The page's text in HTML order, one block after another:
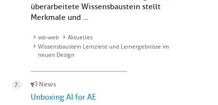
überarbeitete Wissensbaustein stellt
Merkmale und ...
wb-web
Aktuelles
Wissensbaustein Lernziele und Lernergebnisse im
neuen Design
News
Unboxing AI for AE